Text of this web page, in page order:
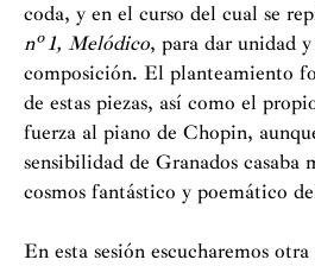
coda, y en el curso del cual se
nº 1, Melódico, para dar unidad
composición. El planteamiento
de estas piezas, así como el
fuerza al piano de Chopin,
sensibilidad de Granados casaba
cosmos fantástico y poemático
En esta sesión escucharemos